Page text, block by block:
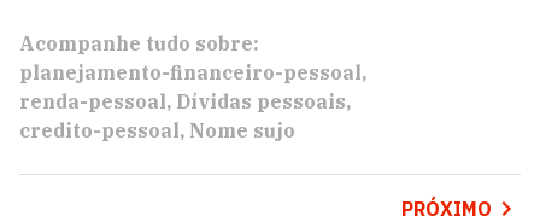
Acompanhe tudo sobre:
planejamento-financeiro-pessoal
renda-pessoal Dívidas pessoais
credito-pessoal Nome sujo
PRÓXIMO